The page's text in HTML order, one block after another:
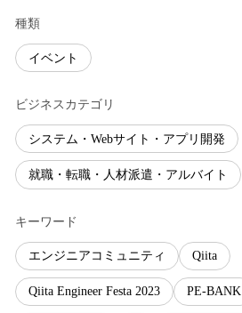
種類
イベント
ビジネスカテゴリ
システム・Webサイト・アプリ開発
就職・転職・人材派遣・アルバイト
キーワード
エンジニアコミュニティ Qiita
Qiita Engineer Festa 2023 PE-BANK